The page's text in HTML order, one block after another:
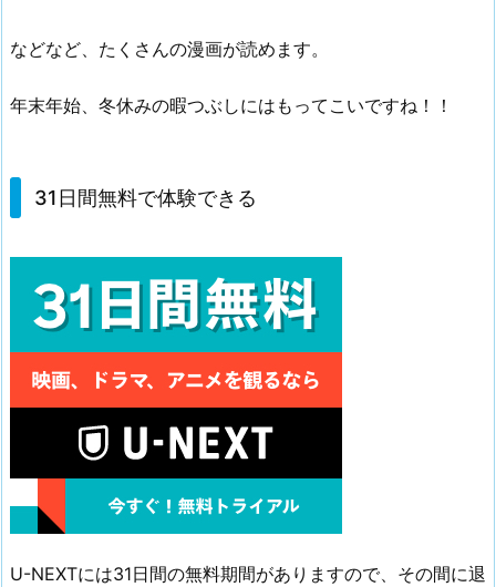
などなど、たくさんの漫画が読めます。
年末年始、冬休みの暇つぶしにはもってこいですね！！
31日間無料で体験できる
U-NEXTには31日間の無料期間がありますので、その間に退